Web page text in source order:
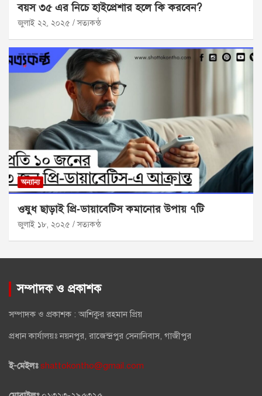
বয়স ৩৫ এর নিচে হাইপ্রেশার হলে কি করবেন?
জুলাই ২২, ২০২৫ সত্যকন্ঠ
অন্যান্য
ওষুধ ছাড়াই প্রি‑ডায়াবেটিস কমানোর উপায় ৭টি
জুলাই ১৮, ২০২৫ সত্যকন্ঠ
সম্পাদক ও প্রকাশক
সম্পাদক ও প্রকাশক : আশিকুর রহমান প্রিয়
প্রধান কার্যালয়ঃ নয়নপুর, রাজেন্দ্রপুর সেনানিবাস, গাজীপুর
ই-মেইলঃ shattokontho@gmail.com